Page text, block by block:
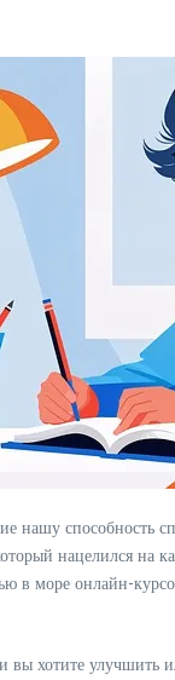
нашу
нацелился на
в море онлайн-
хотите